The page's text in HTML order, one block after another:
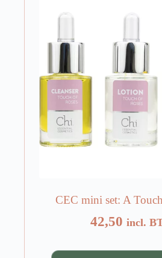
CEC mini set: A
42,50 incl.